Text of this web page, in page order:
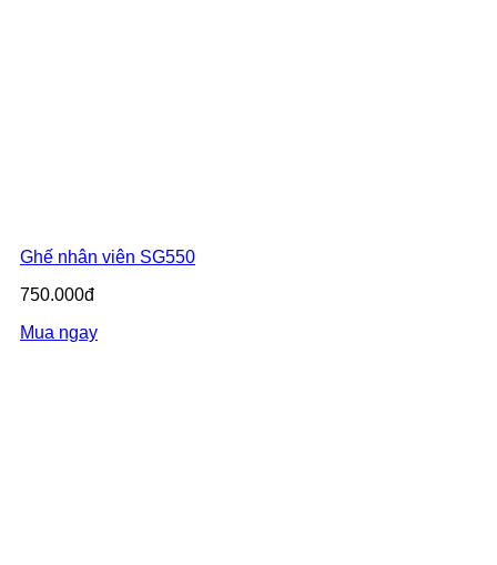
Ghế nhân viên SG550
750.000đ
Mua ngay